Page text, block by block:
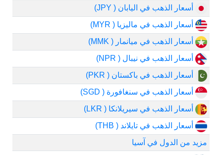
أسعار الذهب في اليابان ( JPY)
أسعار الذهب في ماليزيا ( MYR)
أسعار الذهب في ميانمار ( MMK)
أسعار الذهب في نيبال ( NPR)
أسعار الذهب في باكستان ( PKR)
أسعار الذهب في سنغافورة ( SGD)
أسعار الذهب في سيريلانكا ( LKR)
أسعار الذهب في تايلاند ( THB)
مزيد من الدول في آسيا